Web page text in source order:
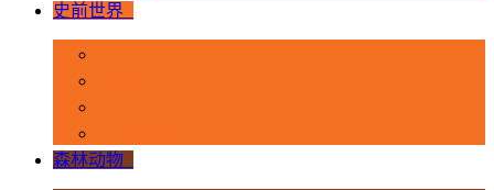
史前世界
森林动物